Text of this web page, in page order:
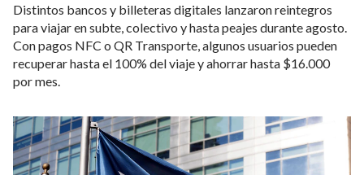
Distintos bancos y billeteras digitales lanzaron reintegros
para viajar en subte, colectivo y hasta peajes durante agosto.
Con pagos NFC o QR Transporte, algunos usuarios pueden
recuperar hasta el 100% del viaje y ahorrar hasta $16.000
por mes.